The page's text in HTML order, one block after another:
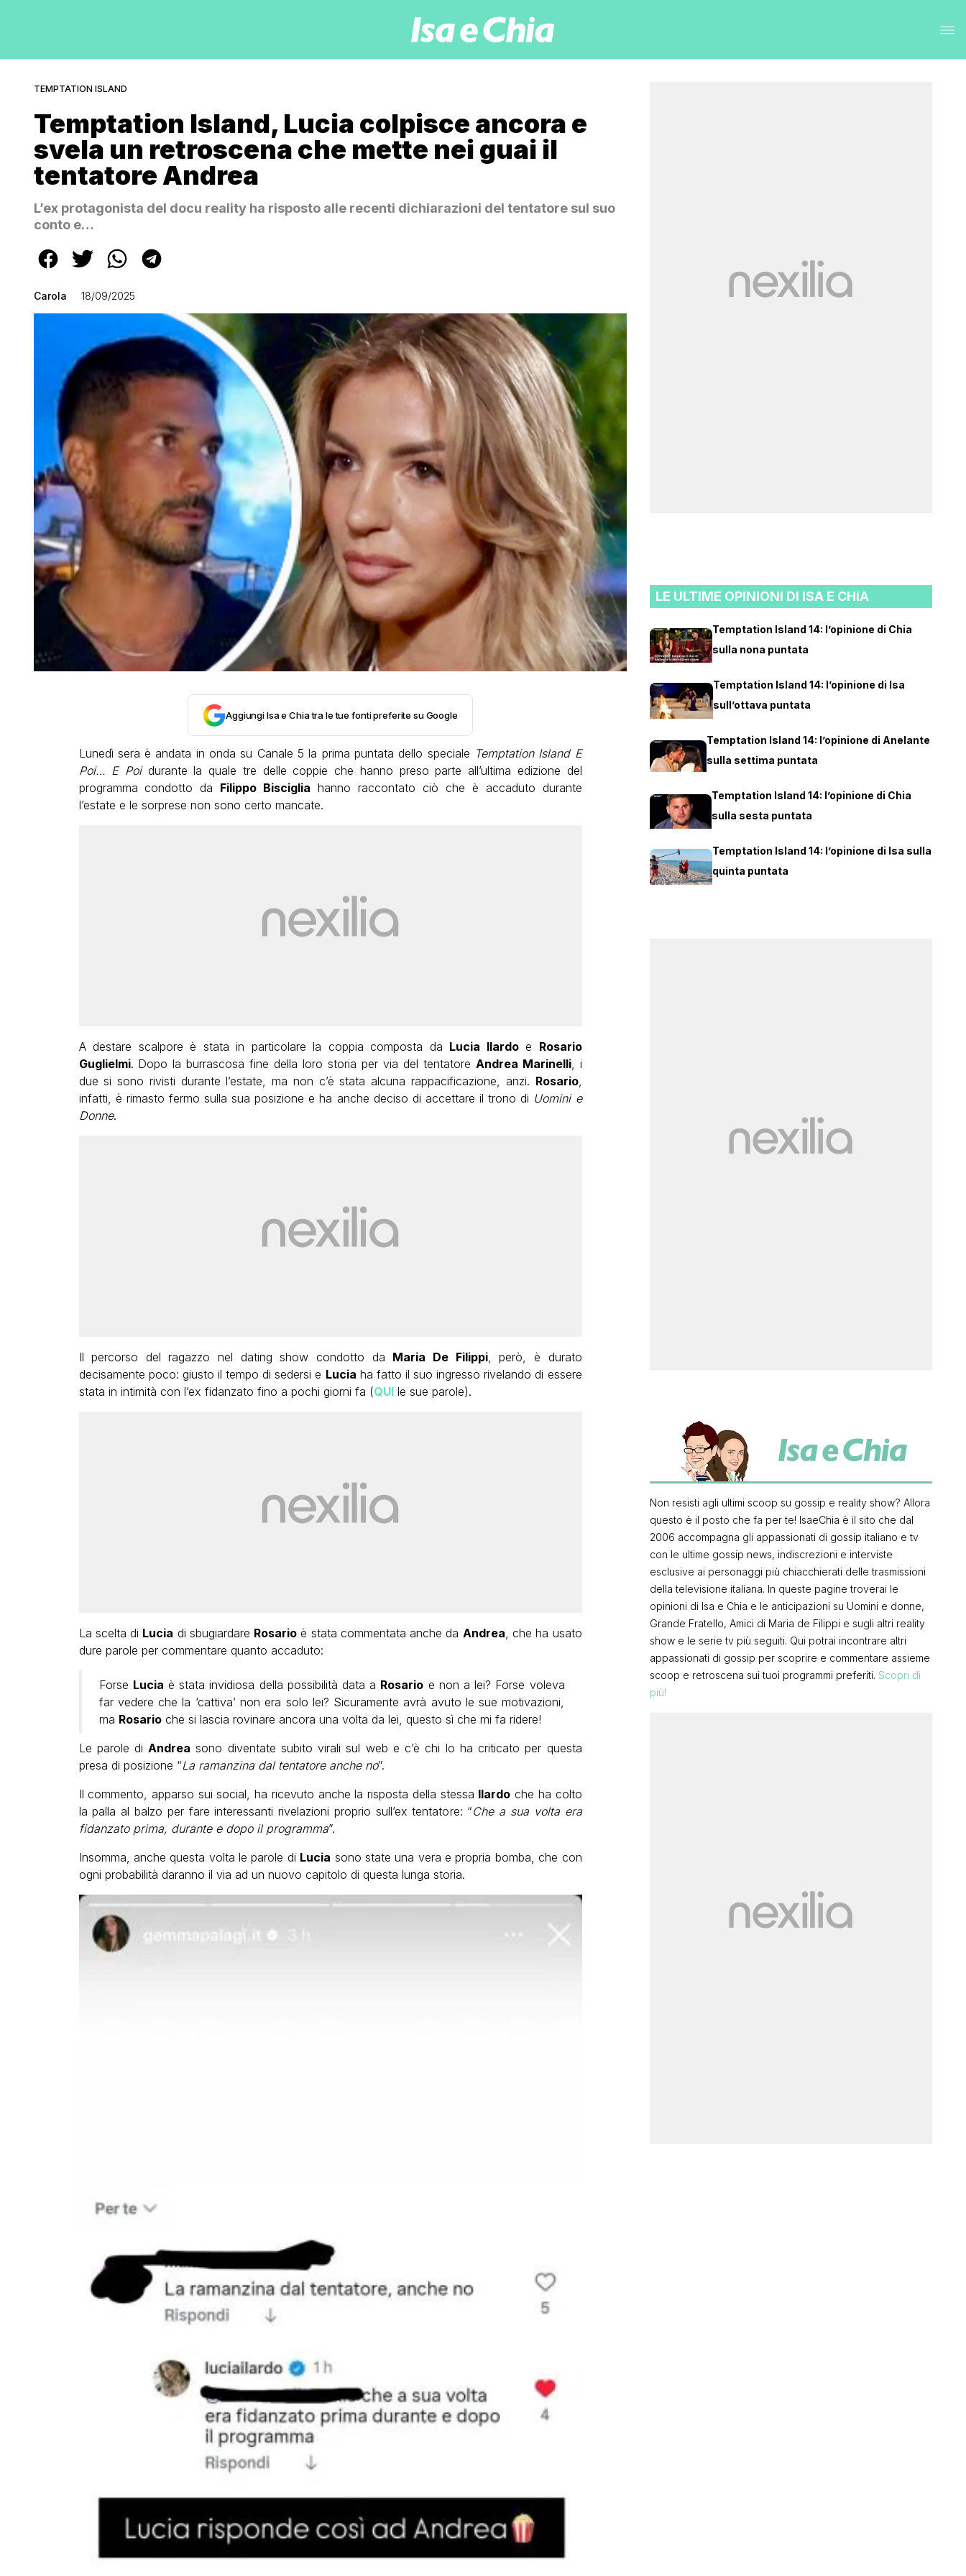
TEMPTATION ISLAND
Temptation Island, Lucia colpisce ancora e
svela un retroscena che mette nei guai il
tentatore Andrea
L’ex protagonista del docu reality ha risposto alle recenti dichiarazioni del tentatore sul suo
conto e…
Carola 18/09/2025
Aggiungi Isa e Chia tra le tue fonti preferite su Google
Lunedì sera è andata in onda su Canale 5 la prima puntata dello speciale Temptation Island E
Poi… E Poidurante la quale tre delle coppie che hanno preso parte all’ultima edizione del
programma condotto da Filippo Bisciglia hanno raccontato ciò che è accaduto durante
l’estate e le sorprese non sono certo mancate.
A destare scalpore è stata in particolare la coppia composta da Lucia Ilardoe Rosario
Guglielmi. Dopo la burrascosa fine della loro storia per via del tentatore Andrea Marinelli, i
due si sono rivisti durante l’estate, ma non c’è stata alcuna rappacificazione, anzi. Rosario,
infatti, è rimasto fermo sulla sua posizione e ha anche deciso di accettare il trono di Uomini e
Donne.
Il percorso del ragazzo nel dating show condotto da Maria De Filippi, però, è durato
decisamente poco: giusto il tempo di sedersi e Lucia ha fatto il suo ingresso rivelando di essere
stata in intimità con l’ex fidanzato fino a pochi giorni fa (QUIle sue parole).
La scelta di Lucia di sbugiardare Rosario è stata commentata anche da Andrea , che ha usato
dure parole per commentare quanto accaduto:
Forse Lucia è stata invidiosa della possibilità data a Rosario e non a lei? Forse voleva
far vedere che la ‘cattiva’ non era solo lei? Sicuramente avrà avuto le sue motivazioni,
ma Rosarioche si lascia rovinare ancora una volta da lei, questo sì che mi fa ridere!
Le parole di Andrea sono diventate subito virali sul web e c’è chi lo ha criticato per questa
presa di posizione “La ramanzina dal tentatore anche no”.
Il commento, apparso sui social, ha ricevuto anche la risposta della stessa Ilardo che ha colto
la palla al balzo per fare interessanti rivelazioni proprio sull’ex tentatore: “Che a sua volta era
fidanzato prima, durante e dopo il programma”.
Insomma, anche questa volta le parole di Lucia sono state una vera e propria bomba, che con
ogni probabilità daranno il via ad un nuovo capitolo di questa lunga storia.
LE ULTIME OPINIONI DI ISA E CHIA
Temptation Island 14: l’opinione di Chia
sulla nona puntata
Temptation Island 14: l’opinione di Isa
sull’ottava puntata
Temptation Island 14: l’opinione di Anelante
sulla settima puntata
Temptation Island 14: l’opinione di Chia
sulla sesta puntata
Temptation Island 14: l’opinione di Isa sulla
quinta puntata
Non resisti agli ultimi scoop su gossip e reality show? Allora
questo è il posto che fa per te! IsaeChia è il sito che dal
2006 accompagna gli appassionati di gossip italiano e tv
con le ultime gossip news, indiscrezioni e interviste
esclusive ai personaggi più chiacchierati delle trasmissioni
della televisione italiana. In queste pagine troverai le
opinioni di Isa e Chia e le anticipazioni su Uomini e donne,
Grande Fratello, Amici di Maria de Filippi e sugli altri reality
show e le serie tv più seguiti. Qui potrai incontrare altri
appassionati di gossip per scoprire e commentare assieme
scoop e retroscena sui tuoi programmi preferiti. Scopri di
più!